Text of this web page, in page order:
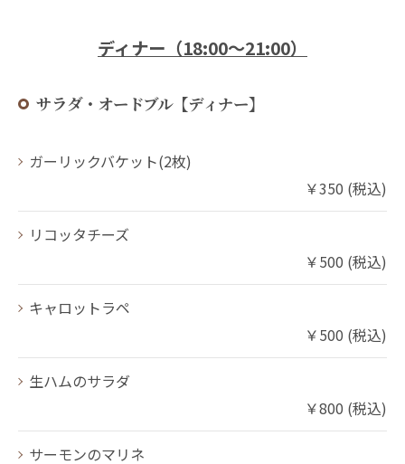
ディナー（18:00～21:00）
サラダ・オードブル【ディナー】
ガーリックバケット(2枚)
￥350 (税込)
リコッタチーズ
￥500 (税込)
キャロットラペ
￥500 (税込)
生ハムのサラダ
￥800 (税込)
サーモンのマリネ